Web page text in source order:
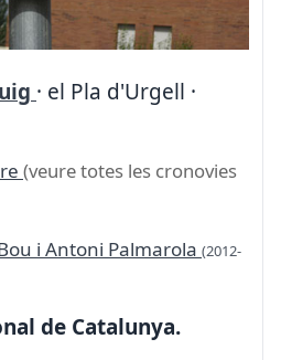
· el Pla d'Urgell ·
(veure totes les cronovies
i Antoni Palmarola (2012-
de Catalunya.